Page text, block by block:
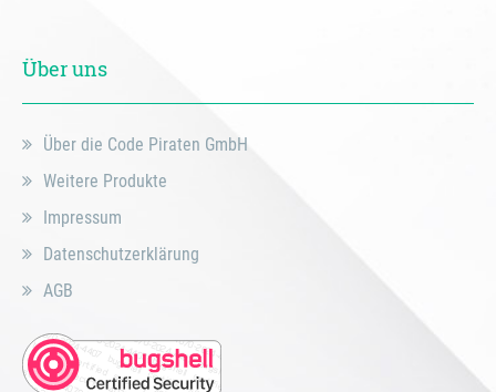
Über uns
Über die Code Piraten GmbH
Weitere Produkte
Impressum
Datenschutzerklärung
AGB